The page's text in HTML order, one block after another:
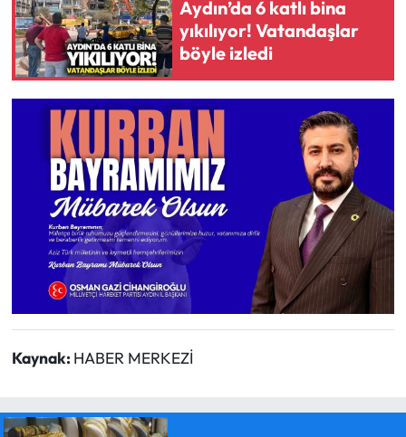
Aydın’da 6 katlı bina
yıkılıyor! Vatandaşlar
böyle izledi
Kaynak: HABER MERKEZİ